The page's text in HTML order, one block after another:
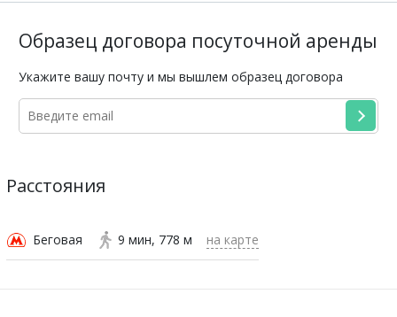
Образец договора посуточной аренды
Укажите вашу почту и мы вышлем образец договора
Расстояния
Беговая 9 мин 778 м на карте